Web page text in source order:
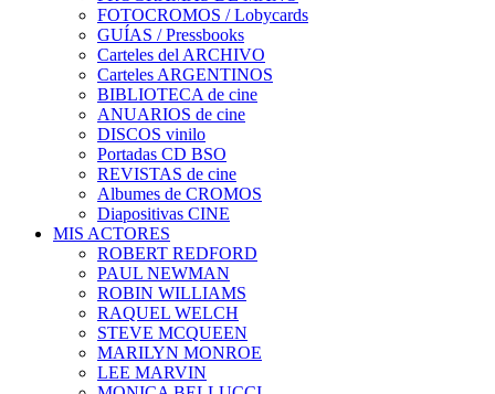
FOTOCROMOS / Lobycards
GUÍAS / Pressbooks
Carteles del ARCHIVO
Carteles ARGENTINOS
BIBLIOTECA de cine
ANUARIOS de cine
DISCOS vinilo
Portadas CD BSO
REVISTAS de cine
Albumes de CROMOS
Diapositivas CINE
MIS ACTORES
ROBERT REDFORD
PAUL NEWMAN
ROBIN WILLIAMS
RAQUEL WELCH
STEVE MCQUEEN
MARILYN MONROE
LEE MARVIN